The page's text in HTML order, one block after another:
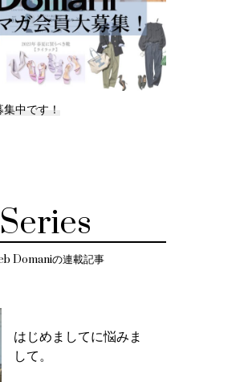
中です！
Series
Domaniの連載記事
はじめましてに悩みま
して。